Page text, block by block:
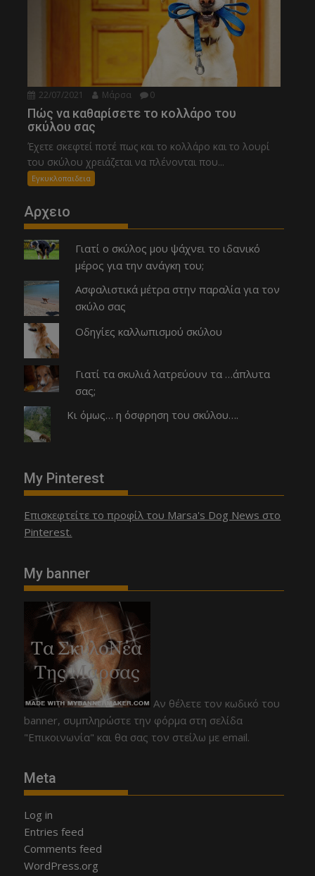
22/07/2021 Μάρσα 0
Πώς να καθαρίσετε το κολλάρο του
σκύλου σας
Έχετε σκεφτεί ποτέ πως και το κολλάρο και το λουρί
του σκύλου χρειάζεται να πλένονται που...
Εγκυκλοπαιδεια
Αρχειο
Γιατί ο σκύλος μου ψάχνει το ιδανικό
μέρος για την ανάγκη του;
Ασφαλιστικά μέτρα στην παραλία για τον
σκύλο σας
Οδηγίες καλλωπισμού σκύλου
Γιατί τα σκυλιά λατρεύουν τα …άπλυτα
σας;
Κι όμως… η όσφρηση του σκύλου….
My Pinterest
Επισκεφτείτε το προφίλ του Marsa's Dog News στο
Pinterest.
My banner
Αν θέλετε τον κωδικό του
banner, συμπληρώστε την φόρμα στη σελίδα
"Επικοινωνία" και θα σας τον στείλω με email.
Meta
Log in
Entries feed
Comments feed
WordPress.org